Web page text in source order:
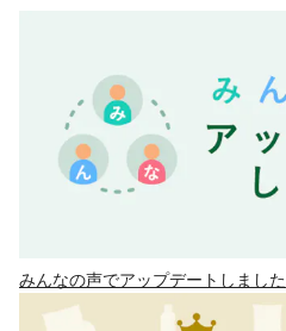
みんなの声でアップデートしました